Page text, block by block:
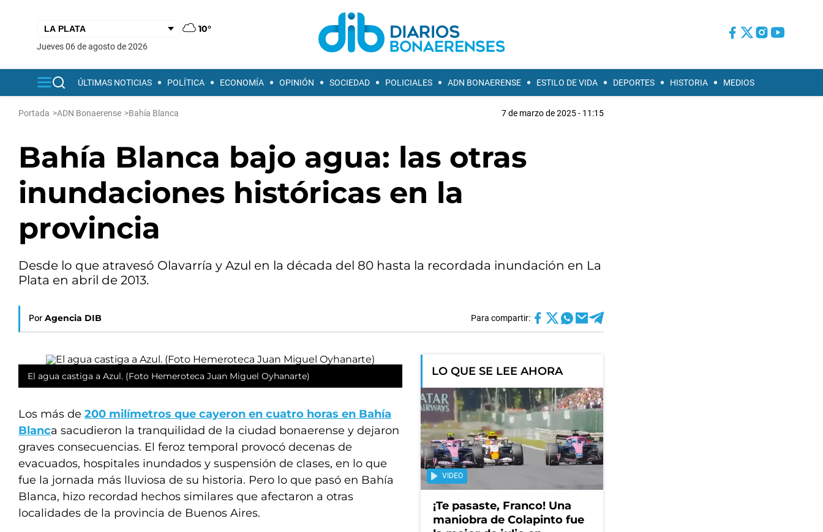
10°
jueves 06 de agosto de 2026
ÚLTIMAS NOTICIAS POLÍTICA ECONOMÍA OPINIÓN SOCIEDAD POLICIALES ADN BONAERENSE ESTILO DE VIDA DEPORTES HISTORIA MEDIOS
Portada >ADN Bonaerense >Bahía Blanca 7 de marzo de 2025 - 11:15
Bahía Blanca bajo agua: las otras
inundaciones históricas en la
provincia
Desde lo que atravesó Olavarría y Azul en la década del 80 hasta la recordada inundación en La
Plata en abril de 2013.
Por Agencia DIB Para compartir:
El agua castiga a Azul. (Foto Hemeroteca Juan Miguel Oyhanarte)
Los más de 200 milímetros que cayeron en cuatro horas en Bahía
Blanca sacudieron la tranquilidad de la ciudad bonaerense y dejaron
graves consecuencias. El feroz temporal provocó decenas de
evacuados, hospitales inundados y suspensión de clases, en lo que
fue la jornada más lluviosa de su historia. Pero lo que pasó en Bahía
Blanca, hizo recordad hechos similares que afectaron a otras
localidades de la provincia de Buenos Aires.
LO QUE SE LEE AHORA
VIDEO
¡Te pasaste, Franco! Una
maniobra de Colapinto fue